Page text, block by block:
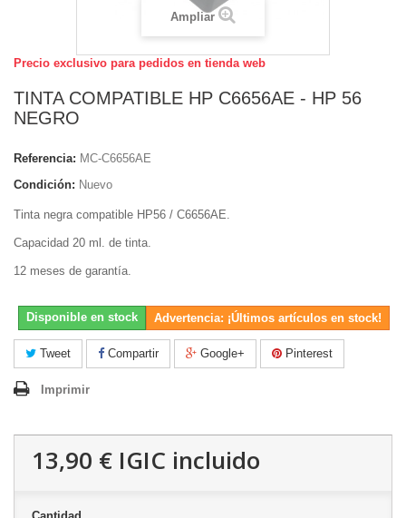
Ampliar
Precio exclusivo para pedidos en tienda web
TINTA COMPATIBLE HP C6656AE - HP 56
NEGRO
Referencia: MC-C6656AE
Condición: Nuevo
Tinta negra compatible HP56 / C6656AE.
Capacidad 20 ml. de tinta.
12 meses de garantía.
Disponible en stock Advertencia: ¡Últimos artículos en stock!
Tweet Compartir Google+ Pinterest
Imprimir
13,90 € IGIC incluido